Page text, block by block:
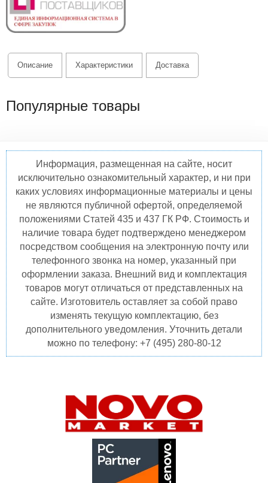
Описание Характеристики Доставка
Популярные товары
Информация, размещенная на сайте, носит
исключительно ознакомительный характер, и ни при
каких условиях информационные материалы и цены
не являются публичной офертой, определяемой
положениями Статей 435 и 437 ГК РФ. Стоимость и
наличие товара будет подтверждено менеджером
посредством сообщения на электронную почту или
телефонного звонка на номер, указанный при
оформлении заказа. Внешний вид и комплектация
товаров могут отличаться от представленных на
сайте. Изготовитель оставляет за собой право
изменять текущую комплектацию, без
дополнительного уведомления. Уточнить детали
можно по телефону: +7 (495) 280-80-12